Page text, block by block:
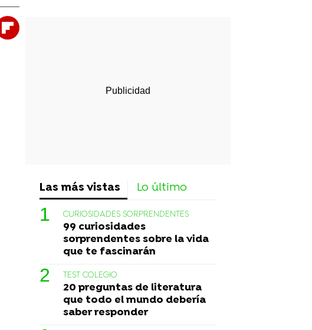
Flipboard
Las más vistas Lo último
CURIOSIDADES SORPRENDENTES
99 curiosidades
sorprendentes sobre la vida
que te fascinarán
TEST COLEGIO
20 preguntas de literatura
que todo el mundo debería
saber responder